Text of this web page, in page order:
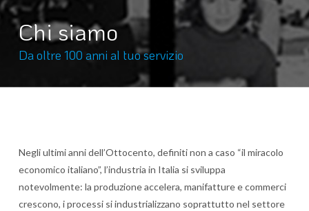
Chi siamo
Da oltre 100 anni al tuo servizio
Negli ultimi anni dell’Ottocento, definiti non a caso “il miracolo
economico italiano”, l’industria in Italia si sviluppa
notevolmente: la produzione accelera, manifatture e commerci
crescono, i processi si industrializzano soprattutto nel settore